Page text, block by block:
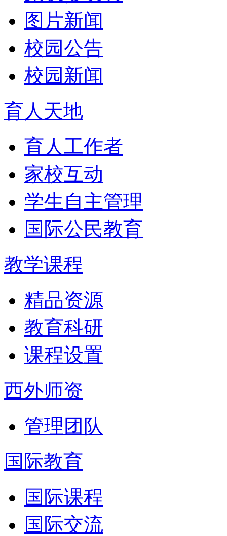
图片新闻
校园公告
校园新闻
育人天地
育人工作者
家校互动
学生自主管理
国际公民教育
教学课程
精品资源
教育科研
课程设置
西外师资
管理团队
国际教育
国际课程
国际交流